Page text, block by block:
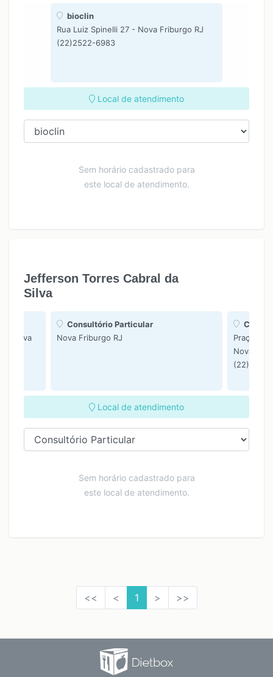
bioclin
Rua Luiz Spinelli 27 - Nova Friburgo RJ
(22)2522-6983
Local de atendimento
Sem horário cadastrado para
este local de atendimento.
Jefferson Torres Cabral da
Silva
- Nova
Consultório Particular
Nova Friburgo RJ
Clinica
Praça
Nova
(22)
Local de atendimento
Sem horário cadastrado para
este local de atendimento.
<< < 1 > >>